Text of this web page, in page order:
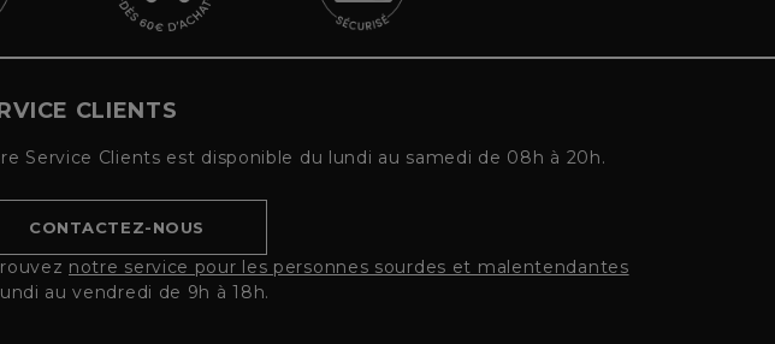
CLIENTS
Service Clients est disponible du lundi au samedi de 08h à 20h.
CONTACTEZ-NOUS
notre service pour les personnes sourdes et malentendantes
au vendredi de 9h à 18h.